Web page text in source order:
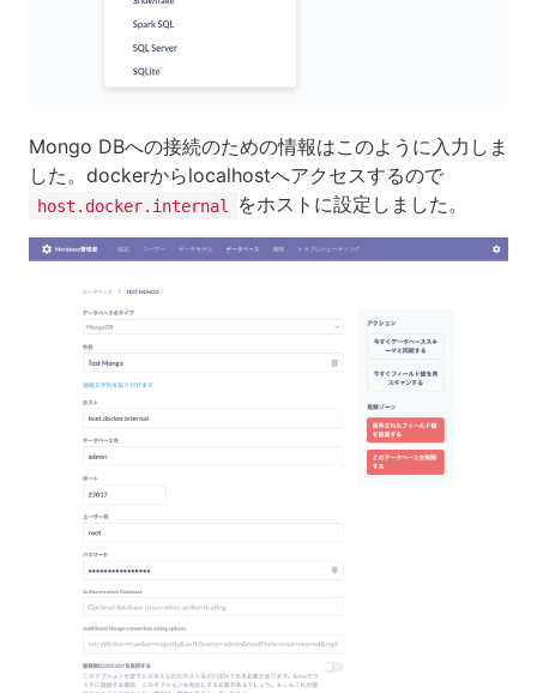
Mongo DBへの接続のための情報はこのように入力しま
した。dockerからlocalhostへアクセスするので
host.docker.internal をホストに設定しました。